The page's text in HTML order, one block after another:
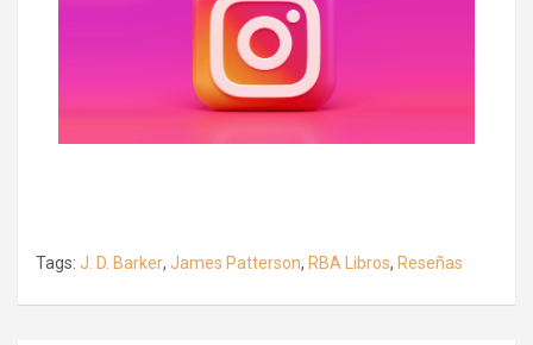
Tags: J. D. Barker, James Patterson, RBA Libros, Reseñas